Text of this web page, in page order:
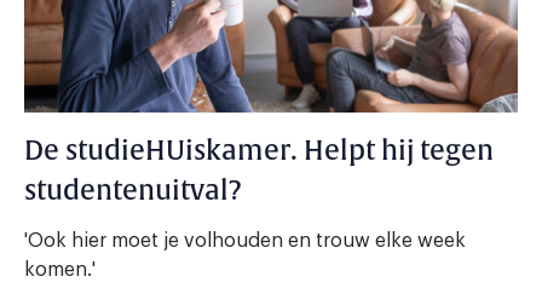
De studieHUiskamer. Helpt hij tegen
studentenuitval?
'Ook hier moet je volhouden en trouw elke week
komen.'